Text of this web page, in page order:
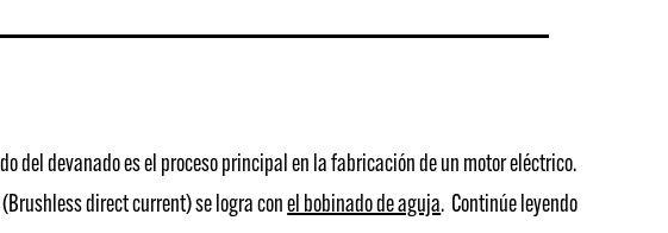
del devanado es el proceso principal en la fabricación de un motor eléctrico.
(Brushless direct current) se logra conel bobinado de aguja. Continúe leyendo